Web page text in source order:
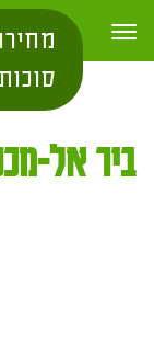
סוכות
בית/
ביר אל-